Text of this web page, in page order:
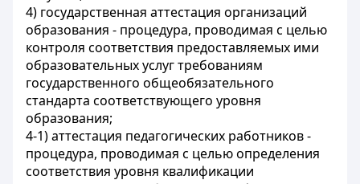
4) государственная аттестация организаций
образования - процедура, проводимая с целью
контроля соответствия предоставляемых ими
образовательных услуг требованиям
государственного общеобязательного
стандарта соответствующего уровня
образования;
4-1) аттестация педагогических работников -
процедура, проводимая с целью определения
соответствия уровня квалификации